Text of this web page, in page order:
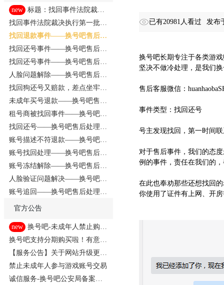
new
执行第二批（11人）
找回事件法院裁决执行第一批
（16人）
找回退款事件——换号吧售后处
理事件220729
找回还号事件——换号吧售后处
理事件220630
找回还号事件——换号吧售后处
理事件220617
人脸问题解除——换号吧售后处
理事件220611
找回狗还号又赔款，差点坐牢，
悔不当初
未成年买号退款——换号吧售后
处理事件220526
租号商被找回事件——换号吧售
后处理事件220423
找回还号——换号吧售后处理事
件220415
账号描述不符退款——换号吧售
后处理事件220409
账号找回处理——换号吧售后处
理事件220401
账号冻结解除——换号吧售后处
理事件220213
人脸验证问题解决——换号吧售
后处理事件220204
账号追回——换号吧售后处理事
官方公告
new
游戏账号
换号吧支持分期购买啦！有意者
点击此处！
【服务公告】关于网站升级更新
的公告
禁止未成年人参与游戏账号交易
诚信服务-换号吧公安局备案完
已有20981人看过 发布
换号吧长期专注于各类游
坚决不做冷处理，是我们
售后客服微信：
事件类型：找回还号
号主发现找回，第一时间
对于售后事件，我们的态
例的事件，责任在我们的
在此也奉劝那些还想找回
你使用了证件有上网、开